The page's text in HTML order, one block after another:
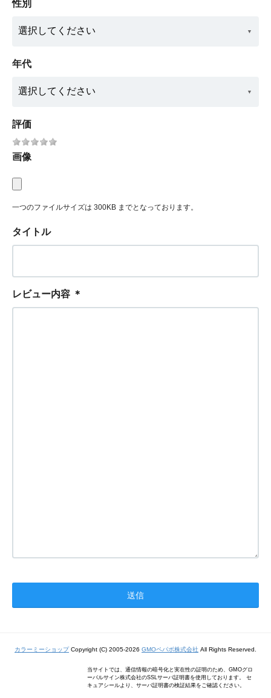
性別
年代
評価
画像
一つのファイルサイズは 300KB までとなっております。
タイトル
レビュー内容 ＊
カラーミーショップCopyright (C) 2005-2026 GMOペパボ株式会社 All Rights Reserved.
当サイトでは、通信情報の暗号化と実在性の証明のため、GMOグロ
ーバルサイン株式会社のSSLサーバ証明書を使用しております。 セ
キュアシールより、サーバ証明書の検証結果をご確認ください。